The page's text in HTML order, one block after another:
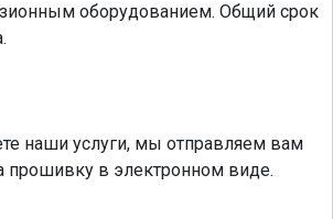
оборудованием. Общий срок
наши услуги, мы отправляем вам
прошивку в электронном виде.